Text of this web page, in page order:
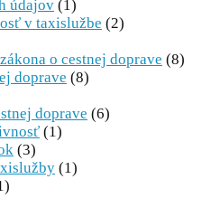
údajov (1)
v taxislužbe (2)
o cestnej doprave (8)
doprave (8)
doprave (6)
(1)
(3)
(1)